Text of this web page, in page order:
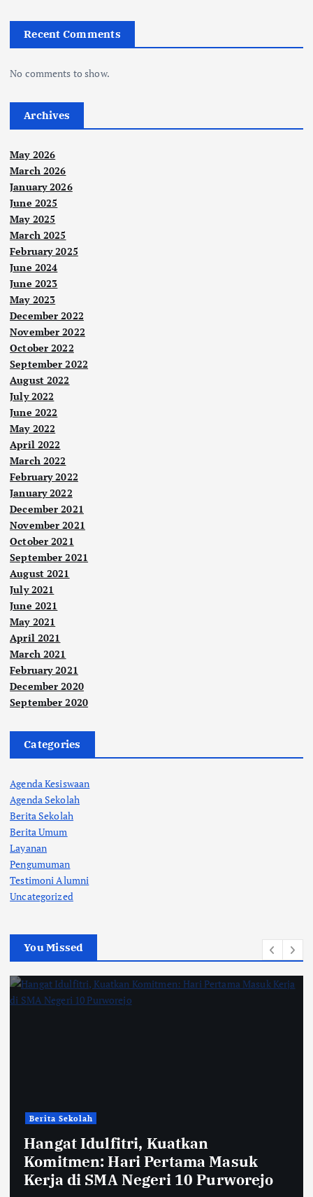
Recent Comments
No comments to show.
Archives
May 2026
March 2026
January 2026
June 2025
May 2025
March 2025
February 2025
June 2024
June 2023
May 2023
December 2022
November 2022
October 2022
September 2022
August 2022
July 2022
June 2022
May 2022
April 2022
March 2022
February 2022
January 2022
December 2021
November 2021
October 2021
September 2021
August 2021
July 2021
June 2021
May 2021
April 2021
March 2021
February 2021
December 2020
September 2020
Categories
Agenda Kesiswaan
Agenda Sekolah
Berita Sekolah
Berita Umum
Layanan
Pengumuman
Testimoni Alumni
Uncategorized
You Missed
Berita Sekolah
Hangat Idulfitri, Kuatkan
Komitmen: Hari Pertama Masuk
Kerja di SMA Negeri 10 Purworejo